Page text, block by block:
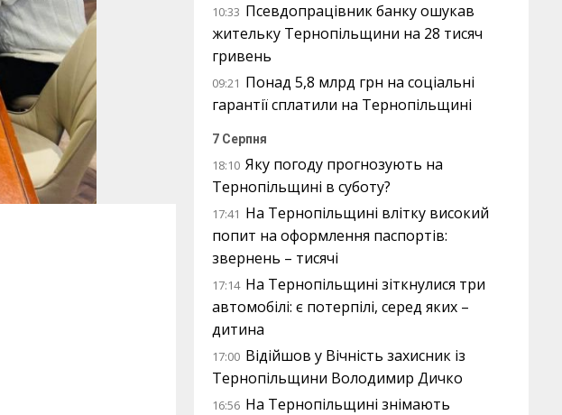
10:33 Псевдопрацівник банку ошукав
жительку Тернопільщини на 28 тисяч
гривень
09:21 Понад 5,8 млрд грн на соціальні
гарантії сплатили на Тернопільщині
7 Серпня
18:10 Яку погоду прогнозують на
Тернопільщині в суботу?
17:41 На Тернопільщині влітку високий
попит на оформлення паспортів:
звернень – тисячі
17:14 На Тернопільщині зіткнулися три
автомобілі: є потерпілі, серед яких –
дитина
17:00 Відійшов у Вічність захисник із
Тернопільщини Володимир Дичко
16:56 На Тернопільщині знімають